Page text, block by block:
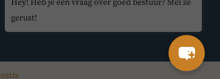
Hey! Heb je een vraag over goed bestuur? Stel ze
gerust!